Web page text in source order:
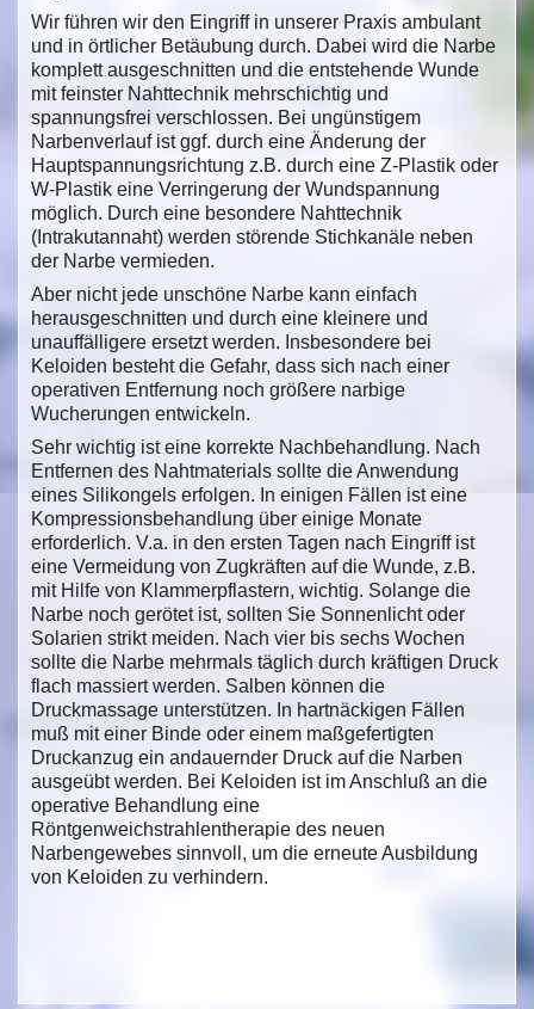
Wir führen wir den Eingriff in unserer Praxis ambulant
und in örtlicher Betäubung durch. Dabei wird die Narbe
komplett ausgeschnitten und die entstehende Wunde
mit feinster Nahttechnik mehrschichtig und
spannungsfrei verschlossen. Bei ungünstigem
Narbenverlauf ist ggf. durch eine Änderung der
Hauptspannungsrichtung z.B. durch eine Z-Plastik oder
W-Plastik eine Verringerung der Wundspannung
möglich. Durch eine besondere Nahttechnik
(Intrakutannaht) werden störende Stichkanäle neben
der Narbe vermieden.
Aber nicht jede unschöne Narbe kann einfach
herausgeschnitten und durch eine kleinere und
unauffälligere ersetzt werden. Insbesondere bei
Keloiden besteht die Gefahr, dass sich nach einer
operativen Entfernung noch größere narbige
Wucherungen entwickeln.
Sehr wichtig ist eine korrekte Nachbehandlung. Nach
Entfernen des Nahtmaterials sollte die Anwendung
eines Silikongels erfolgen. In einigen Fällen ist eine
Kompressionsbehandlung über einige Monate
erforderlich. V.a. in den ersten Tagen nach Eingriff ist
eine Vermeidung von Zugkräften auf die Wunde, z.B.
mit Hilfe von Klammerpflastern, wichtig. Solange die
Narbe noch gerötet ist, sollten Sie Sonnenlicht oder
Solarien strikt meiden. Nach vier bis sechs Wochen
sollte die Narbe mehrmals täglich durch kräftigen Druck
flach massiert werden. Salben können die
Druckmassage unterstützen. In hartnäckigen Fällen
muß mit einer Binde oder einem maßgefertigten
Druckanzug ein andauernder Druck auf die Narben
ausgeübt werden. Bei Keloiden ist im Anschluß an die
operative Behandlung eine
Röntgenweichstrahlentherapie des neuen
Narbengewebes sinnvoll, um die erneute Ausbildung
von Keloiden zu verhindern.